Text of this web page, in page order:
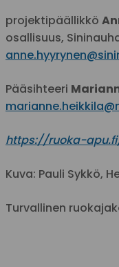
projektipäällikkö
osallisuus,
Pääsihteeri
https://ruoka-
Kuva: Pauli Sykkö,
Turvallinen